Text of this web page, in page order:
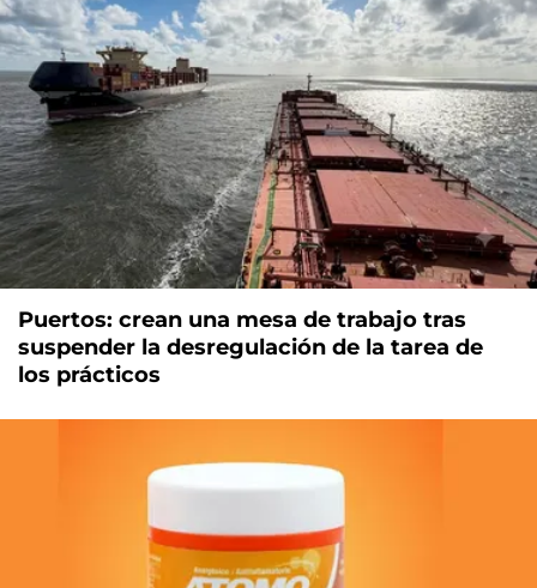
Puertos: crean una mesa de trabajo tras
suspender la desregulación de la tarea de
los prácticos